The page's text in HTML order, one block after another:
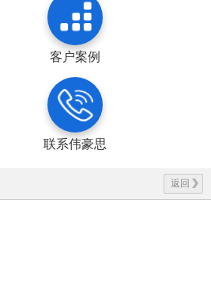
客户案例
联系伟豪思
返回